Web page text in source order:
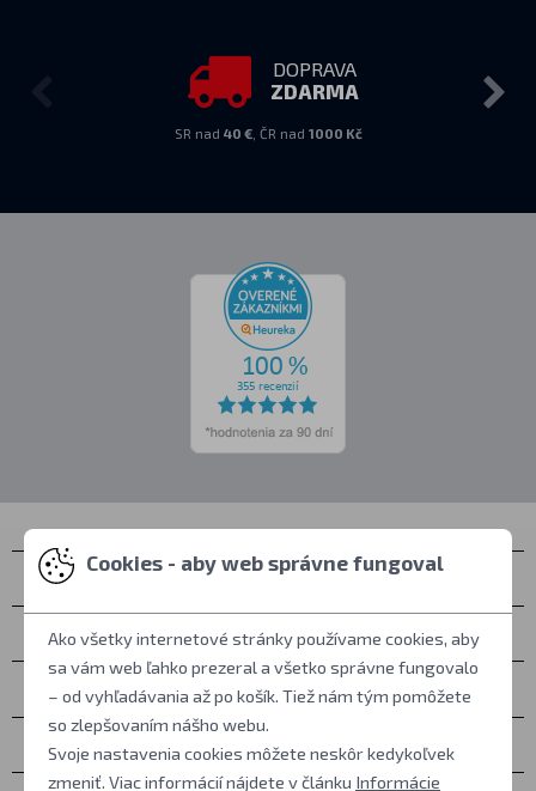
DOPRAVA
ZDARMA
SR nad 40 €, ČR nad 1000 Kč
Kontakty
Zastihnete nás
Všetko o nákupe
Ďalšie informácie
Cookies - aby web správne fungoval
Ako všetky internetové stránky používame cookies, aby
sa vám web ľahko prezeral a všetko správne fungovalo
– od vyhľadávania až po košík. Tiež nám tým pomôžete
so zlepšovaním nášho webu.
Svoje nastavenia cookies môžete neskôr kedykoľvek
zmeniť. Viac informácií nájdete v článku Informácie